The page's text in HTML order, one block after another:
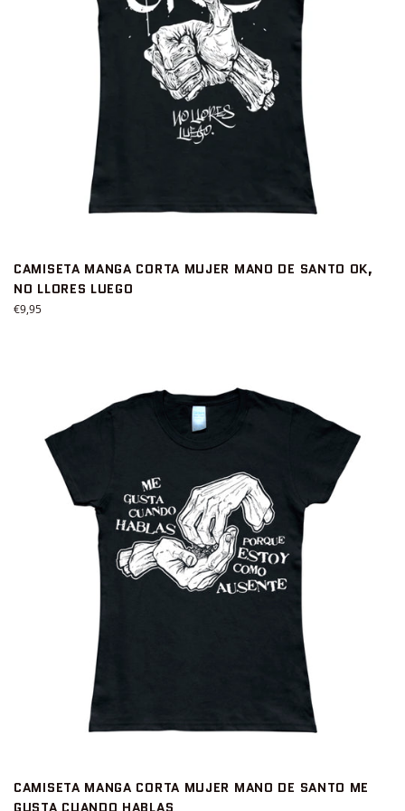
CAMISETA MANGA CORTA MUJER MANO DE SANTO OK,
NO LLORES LUEGO
Precio
€9,95
CAMISETA MANGA CORTA MUJER MANO DE SANTO ME
GUSTA CUANDO HABLAS